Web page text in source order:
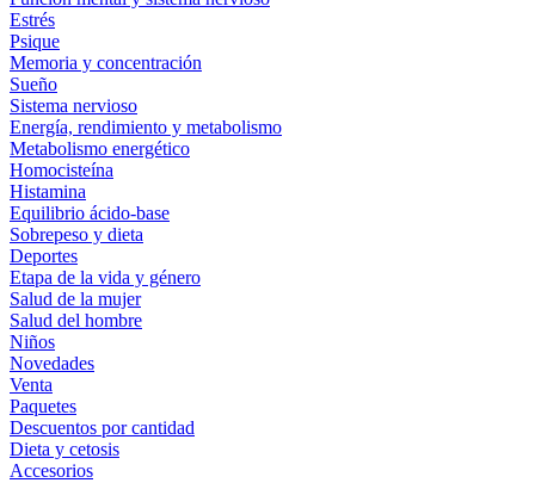
Estrés
Psique
Memoria y concentración
Sueño
Sistema nervioso
Energía, rendimiento y metabolismo
Metabolismo energético
Homocisteína
Histamina
Equilibrio ácido-base
Sobrepeso y dieta
Deportes
Etapa de la vida y género
Salud de la mujer
Salud del hombre
Niños
Novedades
Venta
Paquetes
Descuentos por cantidad
Dieta y cetosis
Accesorios